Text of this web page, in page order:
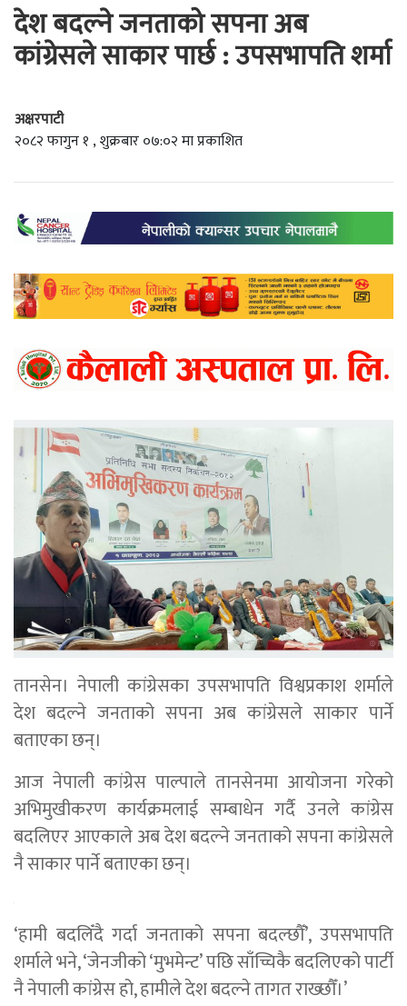
देश बदल्ने जनताको सपना अब
कांग्रेसले साकार पार्छ : उपसभापति शर्मा
अक्षरपाटी
२०८२ फागुन १ , शुक्रबार ०७:०२ मा प्रकाशित
तानसेन। नेपाली कांग्रेसका उपसभापति विश्वप्रकाश शर्माले
देश बदल्ने जनताको सपना अब कांग्रेसले साकार पार्ने
बताएका छन्।
आज नेपाली कांग्रेस पाल्पाले तानसेनमा आयोजना गरेको
अभिमुखीकरण कार्यक्रमलाई सम्बाधेन गर्दै उनले कांग्रेस
बदलिएर आएकाले अब देश बदल्ने जनताको सपना कांग्रेसले
नै साकार पार्ने बताएका छन्।
‘हामी बदलिँदै गर्दा जनताको सपना बदल्छौँ’, उपसभापति
शर्माले भने, ‘जेनजीको ‘मुभमेन्ट’ पछि साँच्चिकै बदलिएको पार्टी
नै नेपाली कांग्रेस हो, हामीले देश बदल्ने तागत राख्छौँ।’